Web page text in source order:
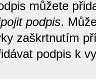
můžete
podpis.
zaškrtnutím
podpis k